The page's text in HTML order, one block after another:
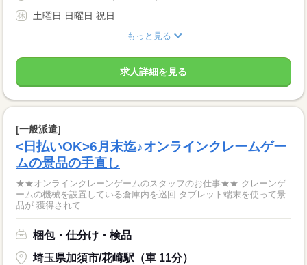
土曜日 日曜日 祝日
もっと見る
求人詳細を見る
[一般派遣]
<日払いOK>6月末迄♪オンラインクレームゲー
ムの景品の手直し
★★オンラインクレーンゲームのスタッフのお仕事★★ クレーンゲ
ームの機械を設置している倉庫内を巡回 タブレット端末を使って景
品が 獲得されて...
梱包・仕分け・検品
埼玉県加須市/花崎駅（車 11分）